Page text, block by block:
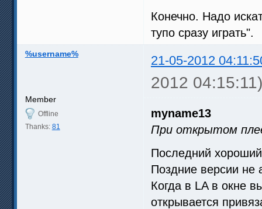
Конечно. Надо
тупо сразу играть".
%username% 21-05-2012
2012 04:15:11)
Member
Offline
Thanks: 81
myname13
При открытом
Последний
Поздние версии не
Когда в LA в окне
открывается